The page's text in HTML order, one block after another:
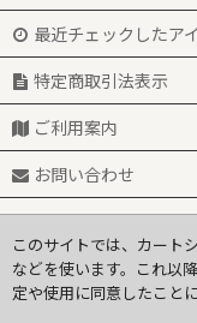
セーター
ベスト
カーディガン
最近チェックしたア
特定商取引法表示
ご利用案内
お問い合わせ
関連ページ一覧
このサイトでは、カート
などを使います。これ以
定や使用に同意したこと